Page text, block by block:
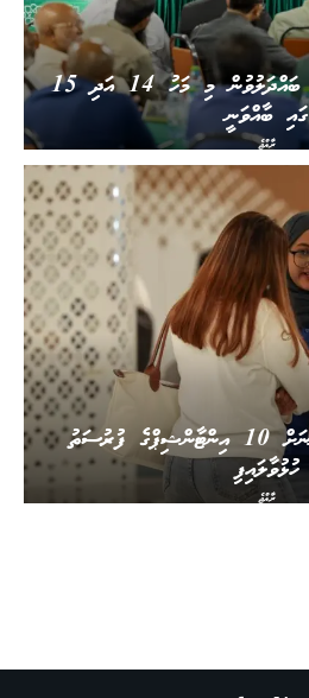
ރާއްޖެ
ދީނީ ޢިލްމުވެރިންގެ އަހަރީ ބައްދަލުވުން މި މަހު 14 އަދި 15
ގައި ބާއްވަނީ
ރާއްޖެ
އެމްއެމްއޭ އިން ޒުވާނުންނަށް 10 އިންޓާންޝިޕްގެ ފުރުސަތު
ހުޅުވާލައިފި